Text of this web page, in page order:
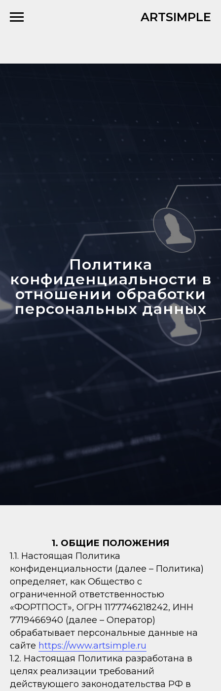
ARTSIMPLE
Политика
конфиденциальности в
отношении обработки
персональных данных
1. ОБЩИЕ ПОЛОЖЕНИЯ
1.1. Настоящая Политика
конфиденциальности (далее – Политика)
определяет, как Общество с
ограниченной ответственностью
«ФОРТПОСТ», ОГРН 1177746218242, ИНН
7719466940 (далее – Оператор)
обрабатывает персональные данные на
сайте https://www.artsimple.ru
1.2. Настоящая Политика разработана в
целях реализации требований
действующего законодательства РФ в